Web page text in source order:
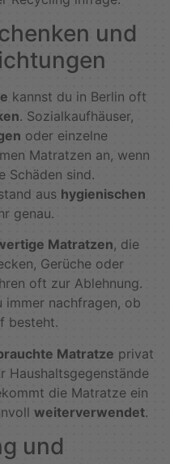
und
kannst du in Berlin oft
. Sozialkaufhäuser,
oder einzelne
Matratzen an, wenn
Schäden sind.
aus hygienischen
genau.
Matratzen, die
Gerüche oder
oft zur Ablehnung.
nachfragen, ob
besteht.
Matratze privat
Haushaltsgegenstände
die Matratze ein
weiterverwendet.
und